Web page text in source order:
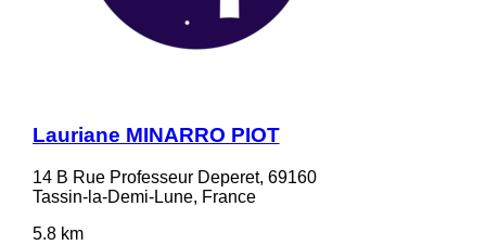
Lauriane MINARRO PIOT
14 B Rue Professeur Deperet, 69160
Tassin-la-Demi-Lune, France
5.8 km